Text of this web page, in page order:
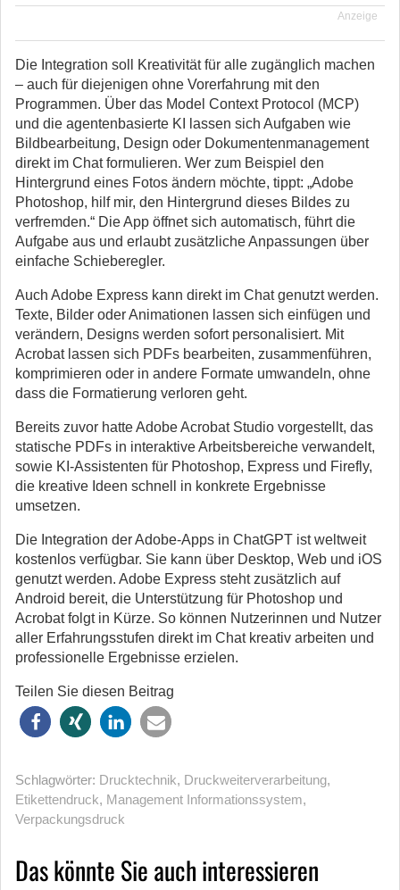
Anzeige
Die Integration soll Kreativität für alle zugänglich machen
– auch für diejenigen ohne Vorerfahrung mit den
Programmen. Über das Model Context Protocol (MCP)
und die agentenbasierte KI lassen sich Aufgaben wie
Bildbearbeitung, Design oder Dokumentenmanagement
direkt im Chat formulieren. Wer zum Beispiel den
Hintergrund eines Fotos ändern möchte, tippt: „Adobe
Photoshop, hilf mir, den Hintergrund dieses Bildes zu
verfremden.“ Die App öffnet sich automatisch, führt die
Aufgabe aus und erlaubt zusätzliche Anpassungen über
einfache Schieberegler.
Auch Adobe Express kann direkt im Chat genutzt werden.
Texte, Bilder oder Animationen lassen sich einfügen und
verändern, Designs werden sofort personalisiert. Mit
Acrobat lassen sich PDFs bearbeiten, zusammenführen,
komprimieren oder in andere Formate umwandeln, ohne
dass die Formatierung verloren geht.
Bereits zuvor hatte Adobe Acrobat Studio vorgestellt, das
statische PDFs in interaktive Arbeitsbereiche verwandelt,
sowie KI-Assistenten für Photoshop, Express und Firefly,
die kreative Ideen schnell in konkrete Ergebnisse
umsetzen.
Die Integration der Adobe-Apps in ChatGPT ist weltweit
kostenlos verfügbar. Sie kann über Desktop, Web und iOS
genutzt werden. Adobe Express steht zusätzlich auf
Android bereit, die Unterstützung für Photoshop und
Acrobat folgt in Kürze. So können Nutzerinnen und Nutzer
aller Erfahrungsstufen direkt im Chat kreativ arbeiten und
professionelle Ergebnisse erzielen.
Teilen Sie diesen Beitrag
Schlagwörter: Drucktechnik, Druckweiterverarbeitung,
Etikettendruck, Management Informations­system,
Verpackungsdruck
Das könnte Sie auch interessieren